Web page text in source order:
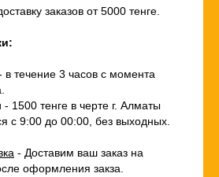
заказов от 5000 тенге.
в течение 3 часов с момента
- 1500 тенге в черте г. Алматы
с 9:00 до 00:00, без выходных.
- Доставим ваш заказ на
оформления закза.